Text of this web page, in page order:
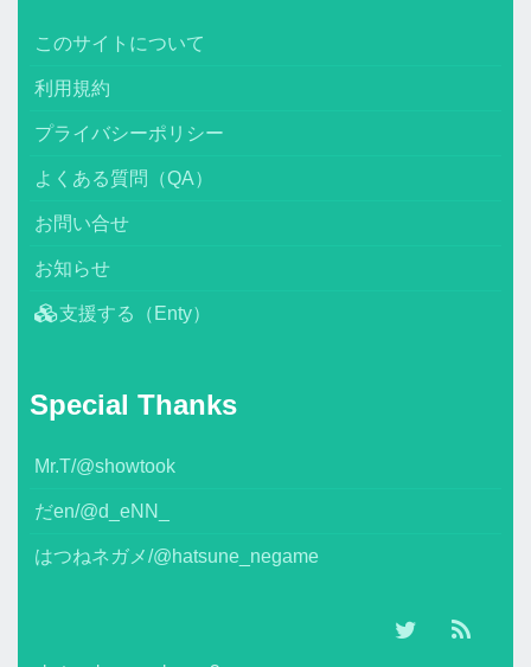
このサイトについて
利用規約
プライバシーポリシー
よくある質問（QA）
お問い合せ
お知らせ
支援する（Enty）
Special Thanks
Mr.T/@showtook
だen/@d_eNN_
はつねネガメ/@hatsune_negame